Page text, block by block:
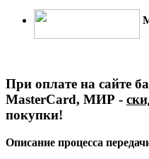
При оплате на сайте
MasterCard, МИР -
покупки!
Описание процесса